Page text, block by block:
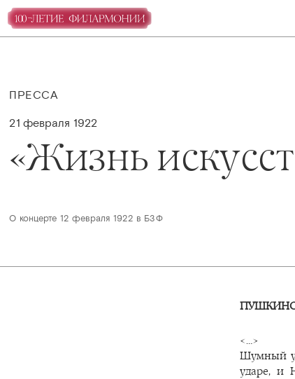
ПРЕССА
21 февраля 1922
«Жизнь
О концерте 12 февраля 1922 в БЗФ
<…>
Шумный
ударе, и